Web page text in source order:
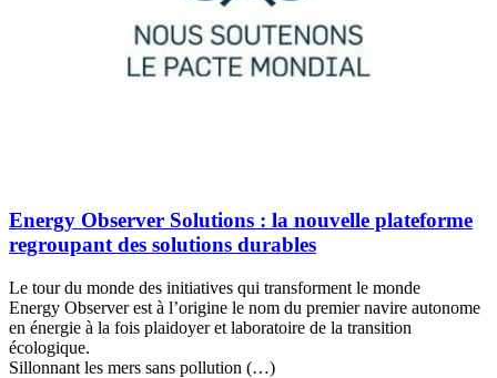
Energy Observer Solutions : la nouvelle plateforme
regroupant des solutions durables
Le tour du monde des initiatives qui transforment le monde
Energy Observer est à l’origine le nom du premier navire autonome
en énergie à la fois plaidoyer et laboratoire de la transition
écologique.
Sillonnant les mers sans pollution (…)